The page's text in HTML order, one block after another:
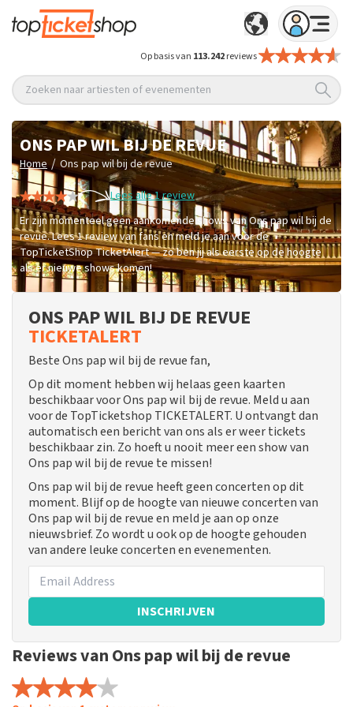
Op basis van 113.242reviews
Zoeken naar artiesten of evenementen
ONS PAP WIL BIJ DE REVUE
Home / Ons pap wil bij de revue
Lees alle 1 review
Er zijn momenteel geen aankomende shows van Ons pap wil bij de
revue. Lees 1 review van fans en meld je aan voor de
TopTicketShop TicketAlert — zo ben jij als eerste op de hoogte
als er nieuwe shows komen!
ONS PAP WIL BIJ DE REVUE
TICKETALERT
Beste Ons pap wil bij de revue fan,
Op dit moment hebben wij helaas geen kaarten
beschikbaar voor Ons pap wil bij de revue. Meld u aan
voor de TopTicketshop TICKETALERT. U ontvangt dan
automatisch een bericht van ons als er weer tickets
beschikbaar zin. Zo hoeft u nooit meer een show van
Ons pap wil bij de revue te missen!
Ons pap wil bij de revue heeft geen concerten op dit
moment. Blijf op de hoogte van nieuwe concerten van
Ons pap wil bij de revue en meld je aan op onze
nieuwsbrief. Zo wordt u ook op de hoogte gehouden
van andere leuke concerten en evenementen.
INSCHRIJVEN
Reviews van Ons pap wil bij de revue